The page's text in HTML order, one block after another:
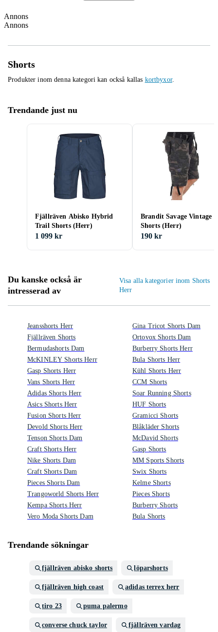
Annons
Annons
Shorts
Produkter inom denna kategori kan också kallas kortbyxor.
Trendande just nu
Fjällräven Abisko Hybrid
Trail Shorts (Herr)
1 099 kr
Brandit Savage Vintage
Shorts (Herr)
190 kr
Du kanske också är
intresserad av
Visa alla kategorier inom Shorts
Herr
Jeansshorts Herr
Fjällräven Shorts
Bermudashorts Dam
McKINLEY Shorts Herr
Gasp Shorts Herr
Vans Shorts Herr
Adidas Shorts Herr
Asics Shorts Herr
Fusion Shorts Herr
Devold Shorts Herr
Tenson Shorts Dam
Craft Shorts Herr
Nike Shorts Dam
Craft Shorts Dam
Pieces Shorts Dam
Trangoworld Shorts Herr
Kempa Shorts Herr
Vero Moda Shorts Dam
Gina Tricot Shorts Dam
Ortovox Shorts Dam
Burberry Shorts Herr
Bula Shorts Herr
Kühl Shorts Herr
CCM Shorts
Soar Running Shorts
HUF Shorts
Gramicci Shorts
Blåkläder Shorts
McDavid Shorts
Gasp Shorts
MM Sports Shorts
Swix Shorts
Kelme Shorts
Pieces Shorts
Burberry Shorts
Bula Shorts
Trendande sökningar
fjällräven abisko shorts löparshorts
fjällräven high coast adidas terrex herr
tiro 23 puma palermo
converse chuck taylor fjällräven vardag